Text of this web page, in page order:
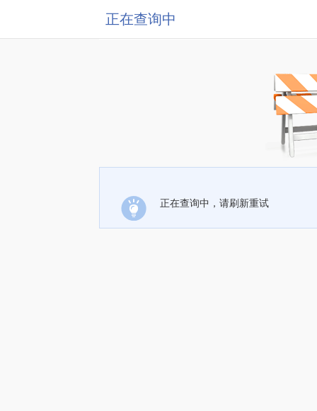
正在查询中
正在查询中，请刷新重试